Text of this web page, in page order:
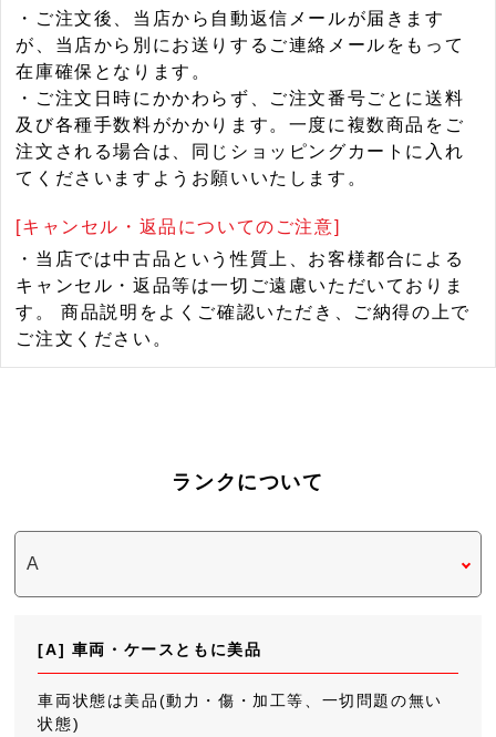
・ご注文後、当店から自動返信メールが届きます
が、当店から別にお送りするご連絡メールをもって
在庫確保となります。
・ご注文日時にかかわらず、ご注文番号ごとに送料
及び各種手数料がかかります。一度に複数商品をご
注文される場合は、同じショッピングカートに入れ
てくださいますようお願いいたします。
[キャンセル・返品についてのご注意]
・当店では中古品という性質上、お客様都合による
キャンセル・返品等は一切ご遠慮いただいておりま
す。 商品説明をよくご確認いただき、ご納得の上で
ご注文ください。
ランクについて
[A] 車両・ケースともに美品
車両状態は美品(動力・傷・加工等、一切問題の無い
状態)